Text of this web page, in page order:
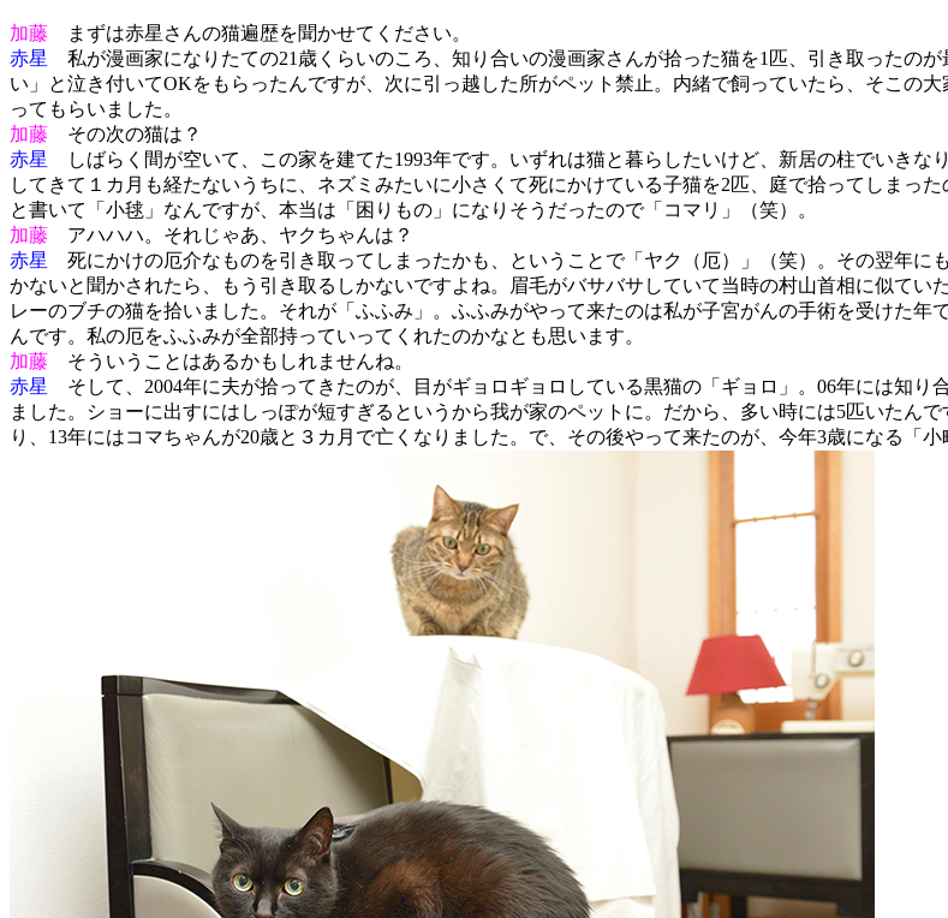
加藤 まずは赤星さんの猫遍歴を聞かせてください。
赤星
私が漫画家になりたての21歳くらいのころ、知り合いの漫画家さんが拾った猫を1匹、引き取ったの
い」と泣き付いてOKをもらったんですが、次に引っ越した所がペット禁止。内緒で飼っていたら、そこの
ってもらいました。
加藤 その次の猫は？
赤星
しばらく間が空いて、この家を建てた1993年です。いずれは猫と暮らしたいけど、新居の柱でいき
してきて１カ月も経たないうちに、ネズミみたいに小さくて死にかけている子猫を2匹、庭で拾ってしまっ
と書いて「小毬」なんですが、本当は「困りもの」になりそうだったので「コマリ」（笑）。
加藤 アハハハ。それじゃあ、ヤクちゃんは？
赤星
死にかけの厄介なものを引き取ってしまったかも、ということで「ヤク（厄）」（笑）。その翌年に
かないと聞かされたら、もう引き取るしかないですよね。眉毛がバサバサしていて当時の村山首相に似て
レーのブチの猫を拾いました。それが「ふふみ」。ふふみがやって来たのは私が子宮がんの手術を受けた
んです。私の厄をふふみが全部持っていってくれたのかなとも思います。
加藤 そういうことはあるかもしれませんね。
赤星
そして、2004年に夫が拾ってきたのが、目がギョロギョロしている黒猫の「ギョロ」。06年には知
ました。ショーに出すにはしっぽが短すぎるというから我が家のペットに。だから、多い時には5匹いたん
り、13年にはコマちゃんが20歳と３カ月で亡くなりました。で、その後やって来たのが、今年3歳になる「